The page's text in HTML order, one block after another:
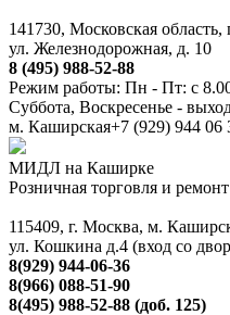
141730, Московская область,
ул. Железнодорожная, д. 10
8 (495) 988-52-88
Режим работы: Пн - Пт: с
Суббота, Воскресенье -
м. Каширская+7 (929) 944 06
МИДЛ на Каширке
Розничная торговля и
115409, г. Москва, м.
ул. Кошкина д.4 (вход со
8(929) 944-06-36
8(966) 088-51-90
8(495) 988-52-88 (доб. 125)